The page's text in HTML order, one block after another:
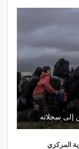
إلى سجلاته
المركزي